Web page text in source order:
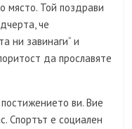
място. Той поздрави
че
ни завинаги“ и
да прославяте
ви. Вие
Спортът е социален